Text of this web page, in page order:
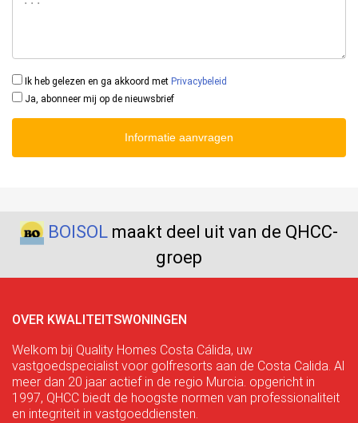
Ik heb gelezen en ga akkoord met Privacybeleid
Ja, abonneer mij op de nieuwsbrief
Informatie aanvragen
BOISOL maakt deel uit van de QHCC-
groep
OVER KWALITEITSWONINGEN
Welkom bij Quality Homes Costa Cálida, uw
vastgoedspecialist voor golfresorts aan de Costa Calida. Al
meer dan 20 jaar actief in de regio Murcia. opgericht in
1997, QHCC biedt de hoogste normen van professionaliteit
en integriteit in vastgoeddiensten.